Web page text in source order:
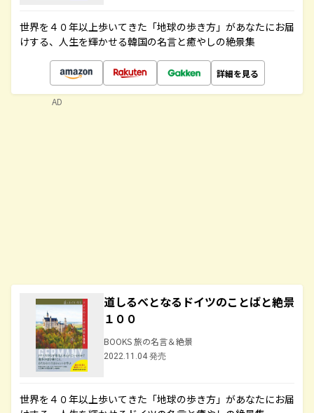
世界を４０年以上歩いてきた「地球の歩き方」があなたにお届
けする、人生を輝かせる韓国の名言と癒やしの絶景集
詳細を見る
道しるべとなるドイツのことばと絶景
１００
BOOKS 旅の名言＆絶景
2022.11.04 発売
世界を４０年以上歩いてきた「地球の歩き方」があなたにお届
AD